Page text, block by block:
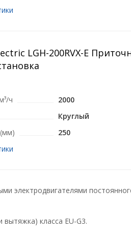
LGH-200RVX-E
ч
2000
Круглый
250
электродвигателями
класса EU-G3.